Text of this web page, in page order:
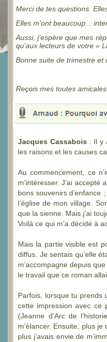
Merci de tes questions.
Elles m’ont beaucoup...
Aussi, j’espère que mes
qu’aux lecteurs de votre «
Bonne suite de trimestre et
Reçois mes toutes
Jacques Cassabois : Il y
les raisons et les causes
Au commencement, ce
m’intéresser. J’ai
bons souvenirs d’enfance
l’église de mon village.
que la sienne. Mais j’ai
Voilà ce qui m’a décidé à
Mais la partie visible est
diffus. Je sentais qu’elle
m’accompagne depuis
le travail que ce roman
Parfois, lorsque tu prends
cette impression avec ce
(Jeanne d’Arc de
m’élancer. Ensuite, plus
plus j’avais envie de